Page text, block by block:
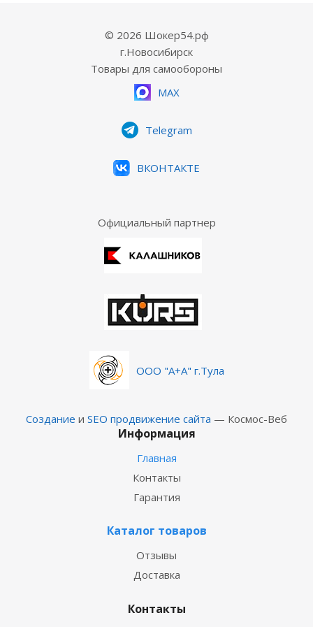
© 2026 Шокер54.рф
г.Новосибирск
Товары для самообороны
MAX
Telegram
ВКОНТАКТЕ
Официальный партнер
ООО "А+А" г.Тула
Создание и SEO продвижение сайта — Космос-Веб
Информация
Главная
Контакты
Гарантия
Каталог товаров
Отзывы
Доставка
Контакты